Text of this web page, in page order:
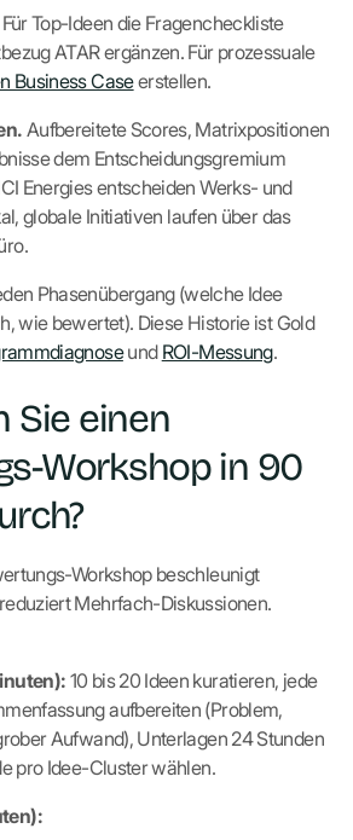
Für Top-Ideen die Fragencheckliste
ATAR ergänzen. Für prozessuale
Business Caseerstellen.
Aufbereitete Scores, Matrixpositionen
dem Entscheidungsgremium
Energies entscheiden Werks- und
globale Initiativen laufen über das
Phasenübergang (welche Idee
wie bewertet). Diese Historie ist Gold
und ROI-Messung.
Sie einen
Workshop in 90
Workshop beschleunigt
Mehrfach-Diskussionen.
10 bis 20 Ideen kuratieren, jede
aufbereiten (Problem,
Aufwand), Unterlagen 24 Stunden
pro Idee-Cluster wählen.